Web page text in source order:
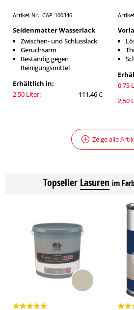
Artikel-Nr.: CAP-100346
Seidenmatter Wasserlack
Zwischen- und Schlusslack
Geruchsarm
Beständig gegen
Reinigungsmittel
Erhältlich in:
2,50 Liter:
111,46 €
0,75
2,50
Zeige alle
Topseller Lasuren im